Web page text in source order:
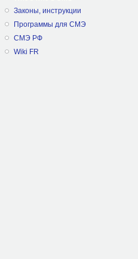
Законы, инструкции
Программы для СМЭ
СМЭ РФ
Wiki FR